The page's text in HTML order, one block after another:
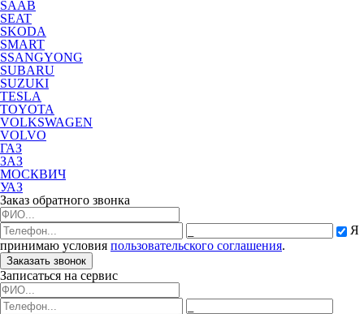
SAAB
SEAT
SKODA
SMART
SSANGYONG
SUBARU
SUZUKI
TESLA
TOYOTA
VOLKSWAGEN
VOLVO
ГАЗ
ЗАЗ
МОСКВИЧ
УАЗ
Заказ обратного звонка
Я
принимаю условия пользовательского соглашения.
Заказать звонок
Записаться на сервис